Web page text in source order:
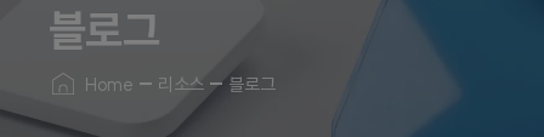
블로그
Home 리소스 블로그